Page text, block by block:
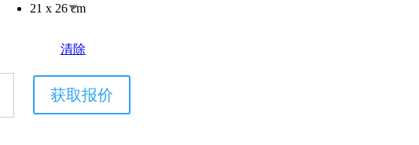
21 x 26 cm
清除
获取报价